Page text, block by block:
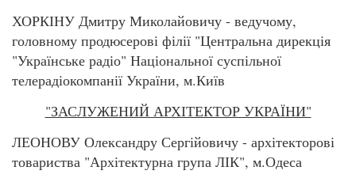
ХОРКІНУ Дмитру Миколайовичу - ведучому,
головному продюсерові філії "Центральна дирекція
"Українське радіо" Національної суспільної
телерадіокомпанії України, м.Київ
"ЗАСЛУЖЕНИЙ АРХІТЕКТОР УКРАЇНИ"
ЛЕОНОВУ Олександру Сергійовичу - архітекторові
товариства "Архітектурна група ЛІК", м.Одеса